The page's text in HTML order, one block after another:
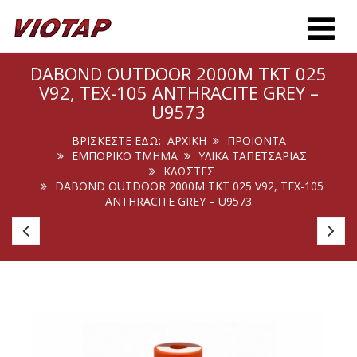
Toggle
DABOND OUTDOOR 2000M TKT 025
V92, TEX-105 ANTHRACITE GREY –
U9573
ΒΡΊΣΚΕΣΤΕ ΕΔΏ: ΑΡΧΙΚΉ
ΠΡΟΙΟΝΤΑ
ΕΜΠΟΡΙΚΟ ΤΜΗΜΑ
ΥΛΙΚΑ ΤΑΠΕΤΣΑΡΙΑΣ
ΚΛΩΣΤΈΣ
DABOND OUTDOOR 2000M TKT 025 V92, TEX-105
ANTHRACITE GREY – U9573
Dabond
Outdoor